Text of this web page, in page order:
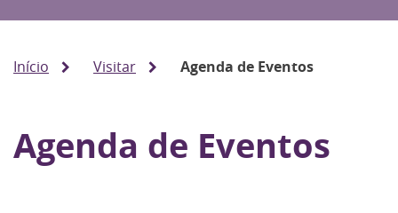
Início Visitar Agenda de Eventos
Agenda de Eventos